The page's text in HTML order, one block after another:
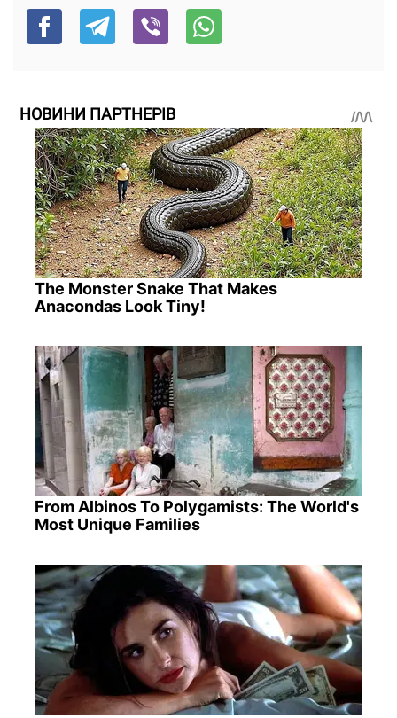
НОВИНИ ПАРТНЕРІВ
The Monster Snake That Makes
Anacondas Look Tiny!
From Albinos To Polygamists: The World's
Most Unique Families